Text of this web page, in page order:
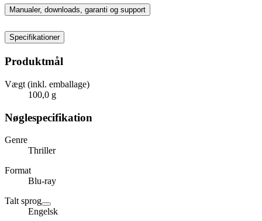
Manualer, downloads, garanti og support
Specifikationer
Produktmål
Vægt (inkl. emballage)
100,0 g
Nøglespecifikation
Genre
Thriller
Format
Blu-ray
Talt sprog
Engelsk